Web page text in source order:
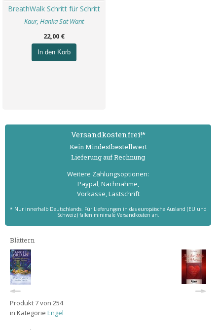
BreathWalk Schritt für Schritt
Kaur, Hanka Sat Want
22,00 €
In den Korb
Versand­kostenfrei!*
Kein Mindest­bestell­wert
Lieferung auf Rechnung
Weitere Zahlungs­optionen:
Paypal, Nachnahme,
Vorkasse, Lastschrift
* Nur innerhalb Deutschlands. Für Lieferungen in das europäische Ausland (EU und
Schweiz) fallen minimale Versandkosten an.
Blättern
Produkt 7 von 254
in Kategorie Engel